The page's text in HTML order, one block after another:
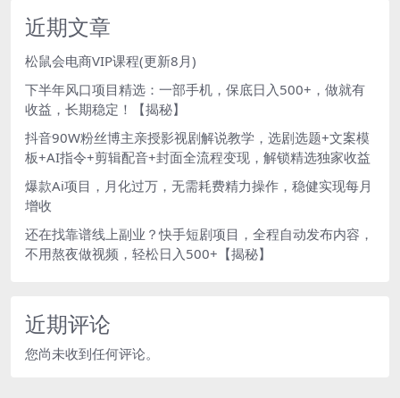
近期文章
松鼠会电商VIP课程(更新8月)
下半年风口项目精选：一部手机，保底日入500+，做就有
收益，长期稳定！【揭秘】
抖音90W粉丝博主亲授影视剧解说教学，选剧选题+文案模
板+AI指令+剪辑配音+封面全流程变现，解锁精选独家收益
爆款Ai项目，月化过万，无需耗费精力操作，稳健实现每月
增收
还在找靠谱线上副业？快手短剧项目，全程自动发布内容，
不用熬夜做视频，轻松日入500+【揭秘】
近期评论
您尚未收到任何评论。